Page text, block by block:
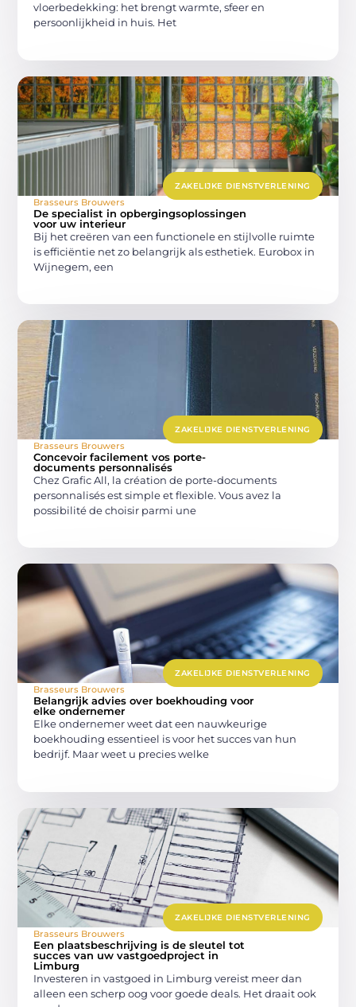
vloerbedekking: het brengt warmte, sfeer en
persoonlijkheid in huis. Het
ZAKELIJKE DIENSTVERLENING
Brasseurs Brouwers
De specialist in opbergingsoplossingen
voor uw interieur
Bij het creëren van een functionele en stijlvolle ruimte
is efficiëntie net zo belangrijk als esthetiek. Eurobox in
Wijnegem, een
ZAKELIJKE DIENSTVERLENING
Brasseurs Brouwers
Concevoir facilement vos porte-
documents personnalisés
Chez Grafic All, la création de porte-documents
personnalisés est simple et flexible. Vous avez la
possibilité de choisir parmi une
ZAKELIJKE DIENSTVERLENING
Brasseurs Brouwers
Belangrijk advies over boekhouding voor
elke ondernemer
Elke ondernemer weet dat een nauwkeurige
boekhouding essentieel is voor het succes van hun
bedrijf. Maar weet u precies welke
ZAKELIJKE DIENSTVERLENING
Brasseurs Brouwers
Een plaatsbeschrijving is de sleutel tot
succes van uw vastgoedproject in
Limburg
Investeren in vastgoed in Limburg vereist meer dan
alleen een scherp oog voor goede deals. Het draait ook